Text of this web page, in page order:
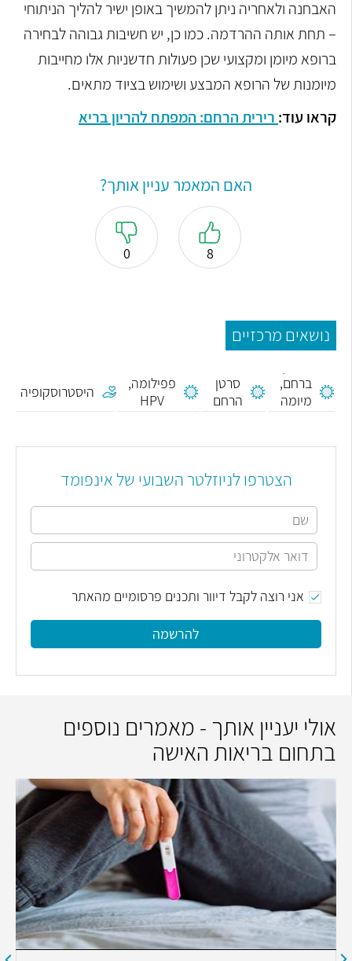
האבחנה ולאחריה ניתן להמשיך באופן ישיר להליך הניתוחי
– תחת אותה ההרדמה. כמו כן, יש חשיבות גבוהה לבחירה
ברופא מיומן ומקצועי שכן פעולות חדשניות אלו מחייבות
מיומנות של הרופא המבצע ושימוש בציוד מתאים.
קראו עוד: רירית הרחם: המפתח להריון בריא
האם המאמר עניין אותך?
8
0
נושאים מרכזיים
ברחם,
מיומה
ברחם
סרטן
הרחם
פפילומה,
HPV
היסטרוסקופיה
הצטרפו לניוזלטר השבועי של אינפומד
אני רוצה לקבל דיוור ותכנים פרסומיים מהאתר
להרשמה
אולי יעניין אותך - מאמרים נוספים
בתחום בריאות האישה